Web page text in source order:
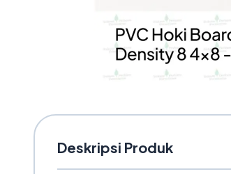
Deskripsi Produk